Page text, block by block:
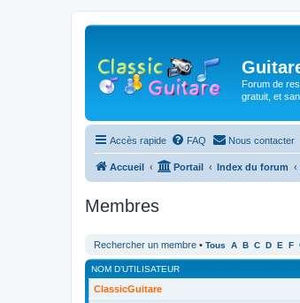
Forum de
gratuit, et
Accès rapide FAQ Nous contacter
Accueil Portail Index du forum
Membres
Rechercher un membre • Tous A B C D E F
NOM D’UTILISATEUR
ClassicGuitare